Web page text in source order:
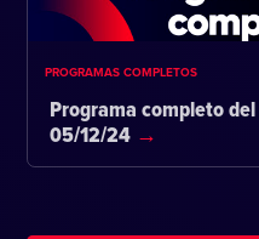
PROGRAMAS COMPLETOS
Programa completo del
05/12/24